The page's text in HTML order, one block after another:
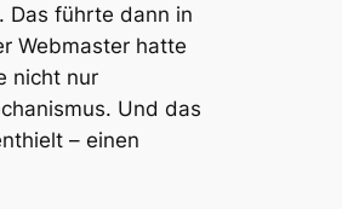
Das führte dann in
Webmaster hatte
nicht nur
Und das
– einen